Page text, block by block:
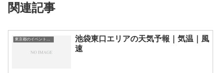
関連記事
東京都のイベント会場一覧
池袋東口エリアの天気予報｜気温｜風
速